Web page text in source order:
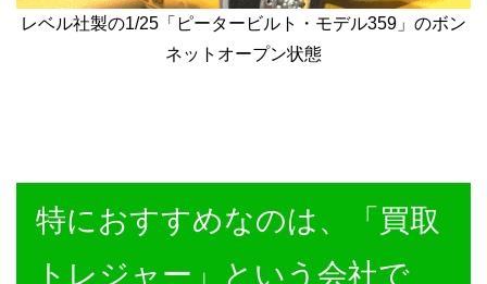
レベル社製の1/25「ピータービルト・モデル359」のボン
ネットオープン状態
特におすすめなのは、「買取
トレジャー」という会社で